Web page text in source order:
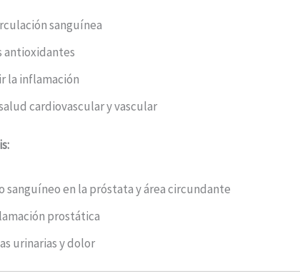
sanguínea
antioxidantes
la inflamación
cardiovascular y vascular
sanguíneo en la próstata y área circundante
prostática
urinarias y dolor